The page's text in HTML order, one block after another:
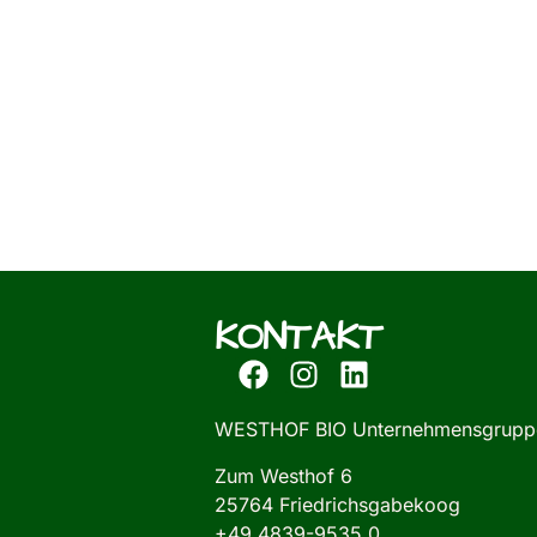
KONTAKT
WESTHOF BIO
Zum Westhof 6
25764 Friedrichsgabekoog